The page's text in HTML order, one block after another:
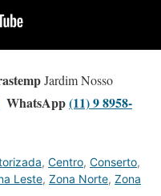
Jardim Nosso
WhatsApp(11) 9 8958-
, Centro, Conserto,
Leste, Zona Norte, Zona